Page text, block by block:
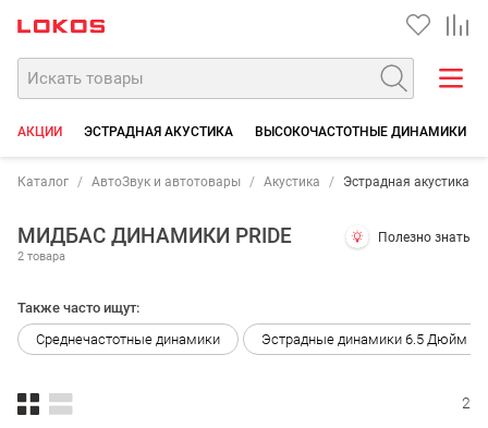
АКЦИИ ЭСТРАДНАЯ АКУСТИКА ВЫСОКОЧАСТОТНЫЕ ДИНАМИКИ
Каталог АвтоЗвук и автотовары Акустика Эстрадная акустика
МИДБАС ДИНАМИКИ PRIDE
2 товара
Полезно знать
Также часто ищут:
Среднечастотные динамики
Эстрадные динамики 6.5 Дюйм
2